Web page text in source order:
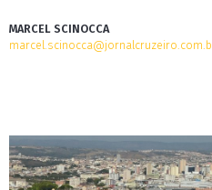
MARCEL SCINOCCA